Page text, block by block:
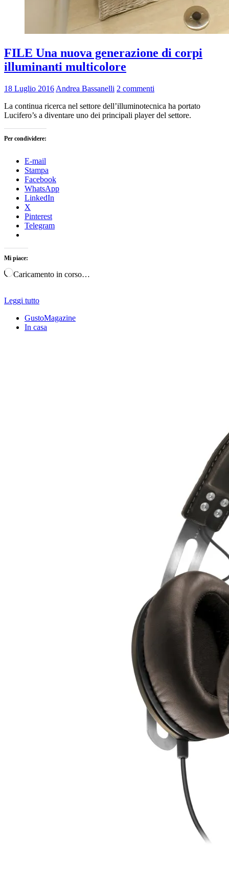
FILE Una nuova generazione di corpi
illuminanti multicolore
18 Luglio 2016 Andrea Bassanelli 2 commenti
La continua ricerca nel settore dell’illuminotecnica ha portato
Lucifero’s a diventare uno dei principali player del settore.
Per condividere:
E-mail
Stampa
Facebook
WhatsApp
LinkedIn
X
Pinterest
Telegram
Mi piace:
Caricamento in corso…
Leggi tutto
GustoMagazine
In casa